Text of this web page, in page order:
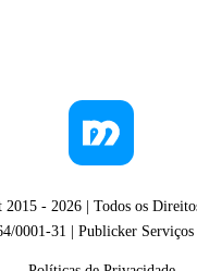
2015 - 2026 | Todos os
0001-31 | Publicker